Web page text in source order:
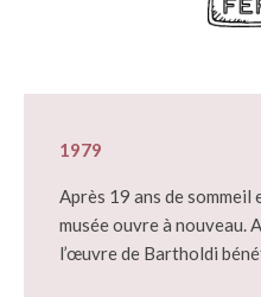
1979
Après 19 ans de sommeil
musée ouvre à nouveau.
l’œuvre de Bartholdi